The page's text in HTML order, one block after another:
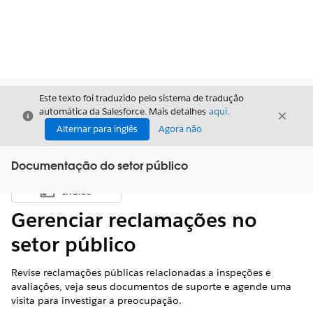
Fechar
Este texto foi traduzido pelo sistema de tradução
automática da Salesforce. Mais detalhes aqui.
Alternar para inglês
Agora não
Fechar
Documentação do setor público
Mostrar índice
Índice
Gerenciar reclamações no
setor público
Revise reclamações públicas relacionadas a inspeções e
avaliações, veja seus documentos de suporte e agende uma
visita para investigar a preocupação.